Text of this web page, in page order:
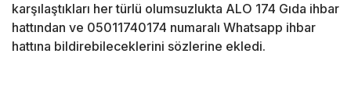
karşılaştıkları her türlü olumsuzlukta ALO 174 Gıda ihbar
hattından ve 05011740174 numaralı Whatsapp ihbar
hattına bildirebileceklerini sözlerine ekledi.